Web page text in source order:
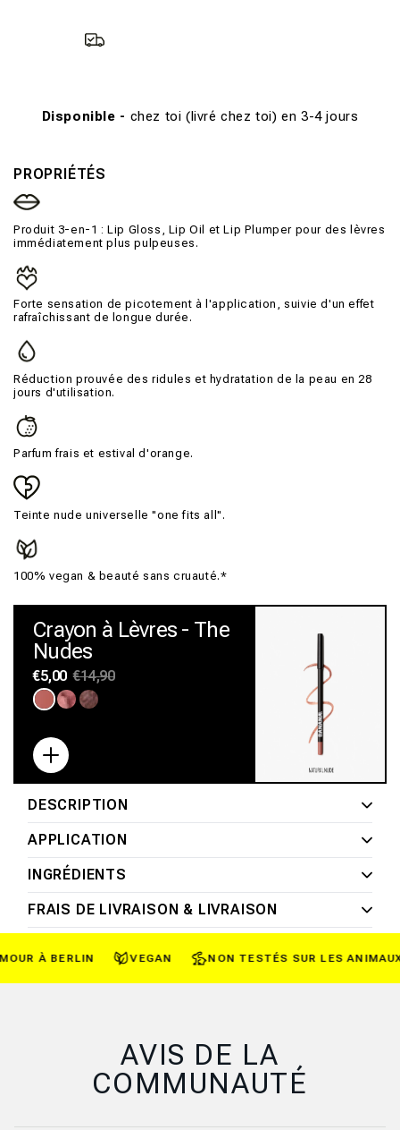
Disponible - chez toi (livré chez toi) en 3-4 jours
PROPRIÉTÉS
Produit 3-en-1 : Lip Gloss, Lip Oil et Lip Plumper pour des lèvres
immédiatement plus pulpeuses.
Forte sensation de picotement à l'application, suivie d'un effet
rafraîchissant de longue durée.
Réduction prouvée des ridules et hydratation de la peau en 28
jours d'utilisation.
Parfum frais et estival d'orange.
Teinte nude universelle "one fits all".
100% vegan & beauté sans cruauté.*
Crayon à Lèvres - The
Nudes
Prix
habituel
€5,00 Prix
promotionnel
€14,90
Variante
ou
indisponible
Variante
ou
indisponible
Variante
DESCRIPTION
APPLICATION
INGRÉDIENTS
FRAIS DE LIVRAISON & LIVRAISON
À BERLIN VEGAN NON TESTÉS SUR LES ANIMAUX*
AVIS DE LA
COMMUNAUTÉ